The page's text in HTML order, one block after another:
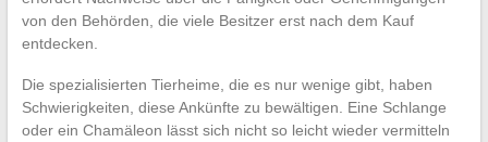
von den Behörden, die viele Besitzer erst nach dem Kauf
entdecken.
Die spezialisierten Tierheime, die es nur wenige gibt, haben
Schwierigkeiten, diese Ankünfte zu bewältigen. Eine Schlange
oder ein Chamäleon lässt sich nicht so leicht wieder vermitteln